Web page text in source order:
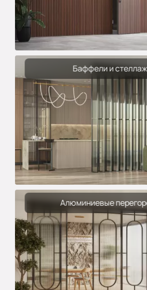
Баффели и
Алюминиевые